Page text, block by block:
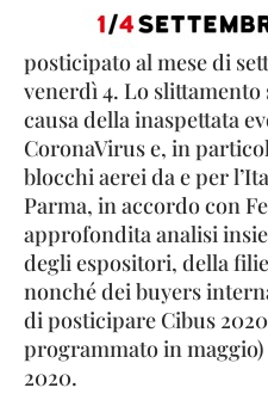
posticipato al mese di
venerdì 4. Lo slittamento
causa della inaspettata
CoronaVirus e, in
blocchi aerei da e per
Parma, in accordo con
approfondita analisi
degli espositori, della
nonché dei buyers
di posticipare Cibus
programmato in
2020.